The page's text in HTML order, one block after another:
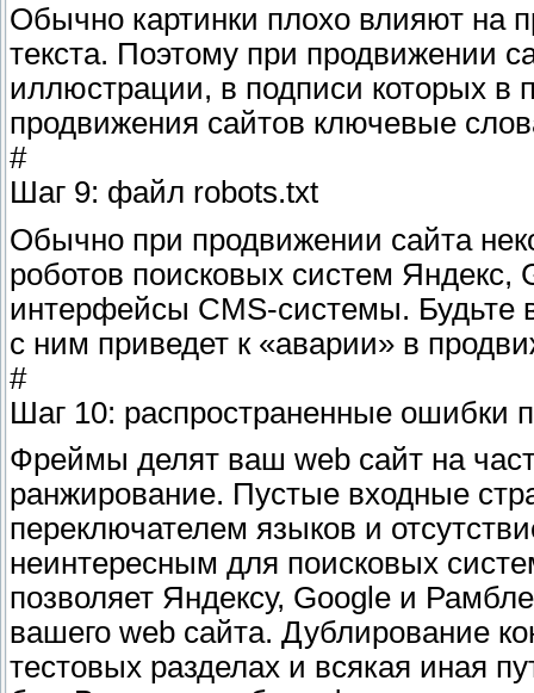
Обычно картинки плохо влияют на
текста. Поэтому при продвижении
иллюстрации, в подписи которых в
продвижения сайтов ключевые
#
Шаг 9: файл robots.txt
Обычно при продвижении сайта
роботов поисковых систем
интерфейсы CMS-системы. Будьте
с ним приведет к «аварии» в
#
Шаг 10: распространенные ошибки
Фреймы делят ваш web сайт на
ранжирование. Пустые входные
переключателем языков и
неинтересным для поисковых
позволяет Яндексу, Google и
вашего web сайта. Дублирование
тестовых разделах и всякая иная